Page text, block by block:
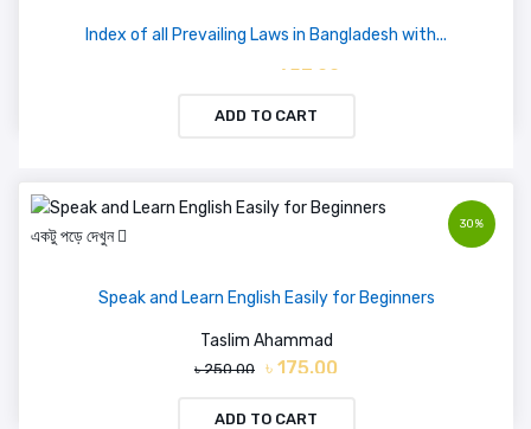
Index of all Prevailing Laws in Bangladesh with...
৳ 657.00
ADD TO CART
30%
একটু পড়ে দেখুন
Speak and Learn English Easily for Beginners
Taslim Ahammad
৳ 250.00 ৳ 175.00
ADD TO CART